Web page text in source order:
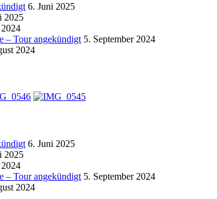
6. Juni 2025
2025
– Tour angekündigt 5. September 2024
2024
6. Juni 2025
2025
– Tour angekündigt 5. September 2024
2024